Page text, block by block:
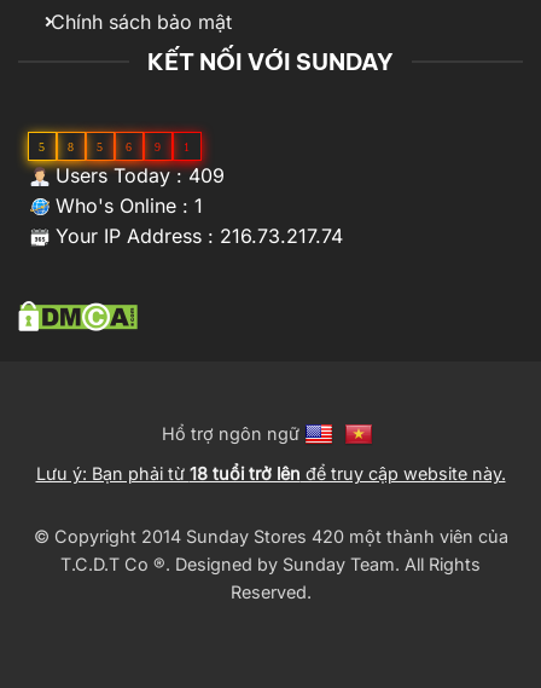
Chính sách bảo mật
KẾT NỐI VỚI SUNDAY
5 8 5 6 9 1
Users Today : 409
Who's Online : 1
Your IP Address : 216.73.217.74
Hổ trợ ngôn ngữ
Lưu ý: Bạn phải từ 18 tuổi trở lên để truy cập website này.
© Copyright 2014 Sunday Stores 420 một thành viên của
T.C.D.T Co ®️. Designed by Sunday Team. All Rights
Reserved.